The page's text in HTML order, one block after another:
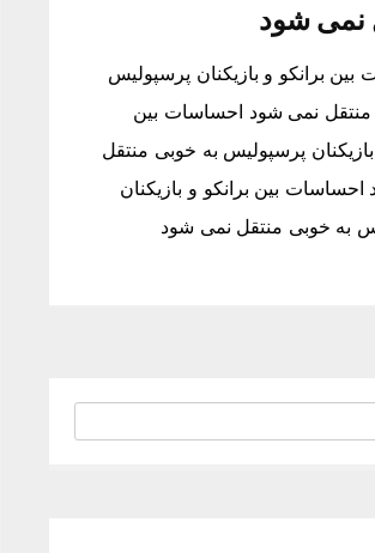
نمی شود
بین برانکو و بازیکنان پرسپولیس
منتقل نمی شود احساسات بین
بازیکنان پرسپولیس به خوبی منتقل
بین برانکو و بازیکنان
به خوبی منتقل نمی شود